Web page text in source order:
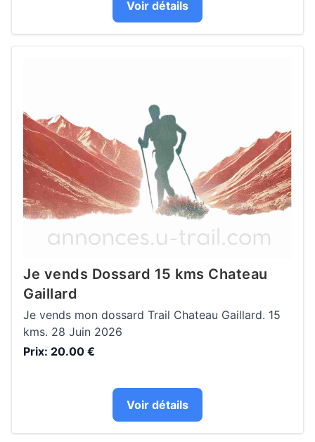
Voir détails
Je vends Dossard 15 kms Chateau
Gaillard
Je vends mon dossard Trail Chateau Gaillard. 15
kms. 28 Juin 2026
Prix: 20.00 €
Voir détails